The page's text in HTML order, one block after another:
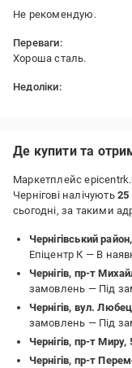
Не рекомендую.
Переваги:
Хороша сталь.
Недоліки:
Де купити та
Маркетплейс
Чернігові налічують 25
сьогодні, за такими
Чернігівський
Епіцентр К — В
Чернігів, пр-т
замовлень — Під
Чернігів, вул.
замовлень — Під
Чернігів, пр-т Миру,
Чернігів, пр-т